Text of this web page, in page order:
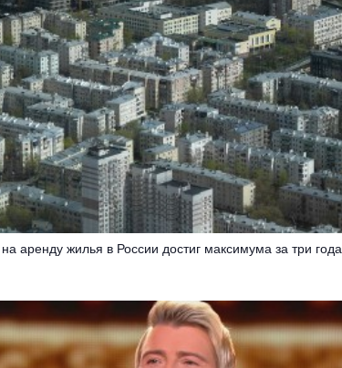
аренду жилья в России достиг максимума за три года